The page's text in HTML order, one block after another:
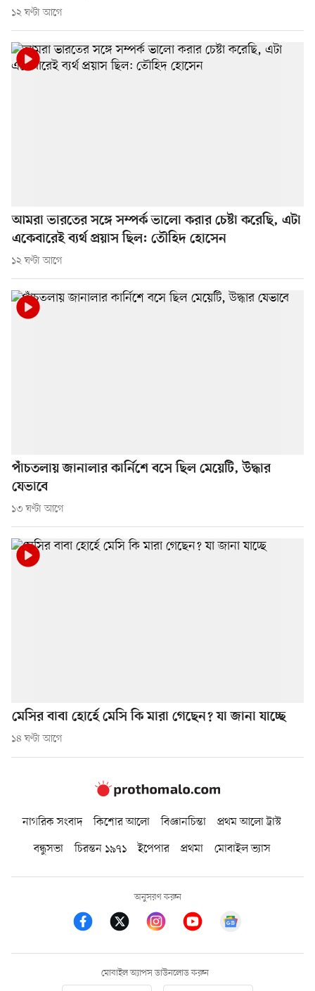
১২ ঘণ্টা আগে
আমরা ভারতের সঙ্গে সম্পর্ক ভালো করার চেষ্টা করেছি, এটা
একেবারেই ব্যর্থ প্রয়াস ছিল: তৌহিদ হোসেন
১২ ঘণ্টা আগে
পাঁচতলায় জানালার কার্নিশে বসে ছিল মেয়েটি, উদ্ধার
যেভাবে
১৩ ঘণ্টা আগে
মেসির বাবা হোর্হে মেসি কি মারা গেছেন? যা জানা যাচ্ছে
১৪ ঘণ্টা আগে
নাগরিক সংবাদ কিশোর আলো বিজ্ঞানচিন্তা
প্রথম আলো ট্রাস্ট
বন্ধুসভা
চিরন্তন ১৯৭১ ইপেপার প্রথমা মোবাইল ভ্যাস
অনুসরণ করুন
মোবাইল অ্যাপস ডাউনলোড করুন